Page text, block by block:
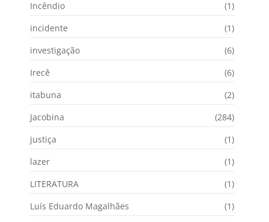
Incêndio
(1)
incidente
(1)
investigação
(6)
Irecê
(6)
itabuna
(2)
Jacobina
(284)
justiça
(1)
lazer
(1)
LITERATURA
(1)
Luís Eduardo Magalhães
(1)